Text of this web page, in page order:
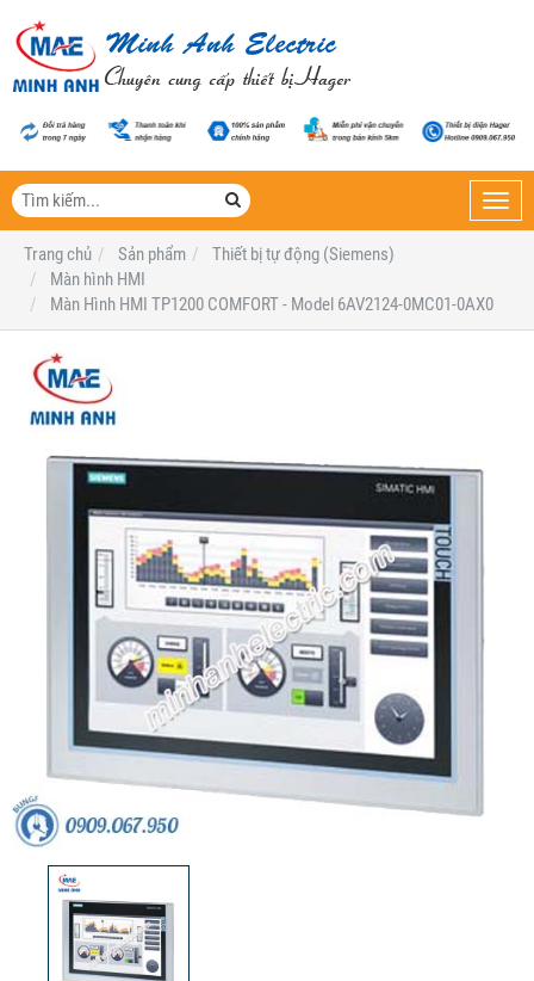
Trang chủ
Sản phẩm
Thiết bị tự động (Siemens)
Màn hình HMI
Màn Hình HMI TP1200 COMFORT - Model 6AV2124-0MC01-0AX0